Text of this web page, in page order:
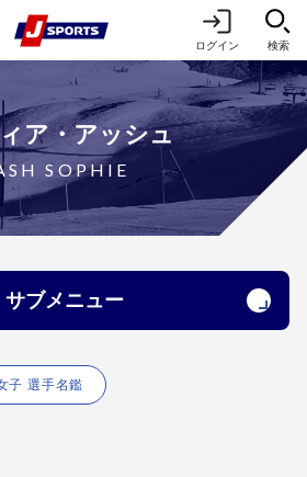
ログイン 検索
ア・アッシュ
SOPHIE
サブメニュー
子 選手名鑑